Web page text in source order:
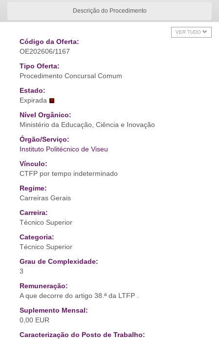
Descrição do Procedimento
VER TUDO
Código da Oferta:
OE202606/1167
Tipo Oferta:
Procedimento Concursal Comum
Estado:
Expirada
Nível Orgânico:
Ministério da Educação, Ciência e Inovação
Órgão/Serviço:
Instituto Politécnico de Viseu
Vínculo:
CTFP por tempo indeterminado
Regime:
Carreiras Gerais
Carreira:
Técnico Superior
Categoria:
Técnico Superior
Grau de Complexidade:
3
Remuneração:
A que decorre do artigo 38.ª da LTFP .
Suplemento Mensal:
0,00 EUR
Caracterização do Posto de Trabalho: